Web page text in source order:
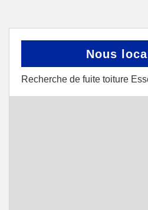
Nous
Recherche de fuite toiture